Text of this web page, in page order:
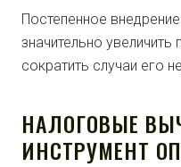
Постепенное
значительно
сократить случаи его
НАЛОГОВЫЕ
ИНСТРУМЕНТ